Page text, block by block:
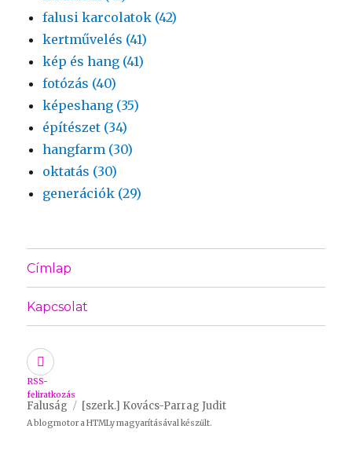
falusi karcolatok (42)
kertművelés (41)
kép és hang (41)
fotózás (40)
képeshang (35)
építészet (34)
hangfarm (30)
oktatás (30)
generációk (29)
Címlap
Kapcsolat
RSS-
feliratkozás
Faluság [szerk.] Kovács-Parrag Judit
A blogmotor aHTMLymagyarításával készült.